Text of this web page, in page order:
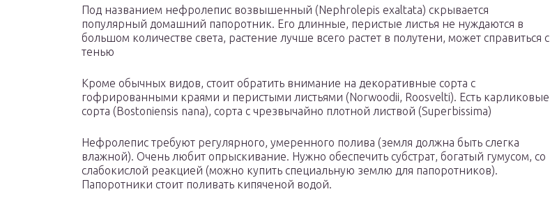
Под названием нефролепис возвышенный (Nephrolepis exaltata) скрывается
популярный домашний папоротник. Его длинные, перистые листья не нуждаются в
большом количестве света, растение лучше всего растет в полутени, может справиться с
тенью
Кроме обычных видов, стоит обратить внимание на декоративные сорта с
гофрированными краями и перистыми листьями (Norwoodii, Roosvelti). Есть карликовые
сорта (Bostoniensis nana), сорта с чрезвычайно плотной листвой (Superbissima)
Нефролепис требуют регулярного, умеренного полива (земля должна быть слегка
влажной). Очень любит опрыскивание. Нужно обеспечить субстрат, богатый гумусом, со
слабокислой реакцией (можно купить специальную землю для папоротников).
Папоротники стоит поливать кипяченой водой.